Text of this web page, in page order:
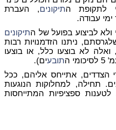
לתקופת התיקונים, העברת
ימי עבודה.
לביצוע בפועל של התיקונים
ניתנו הזדמנויות רבות
לא בוצעו כלל, או בוצעו
ה
תובעים).
הצדדים, אתייחס אליהם, ככל
תחילה, למחלוקות הנוגעות
ספציפיות המתייחסות